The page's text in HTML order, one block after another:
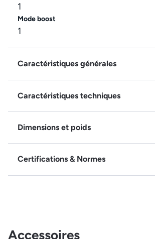
1
Mode boost
1
Caractéristiques générales
Caractéristiques techniques
Dimensions et poids
Certifications & Normes
Accessoires